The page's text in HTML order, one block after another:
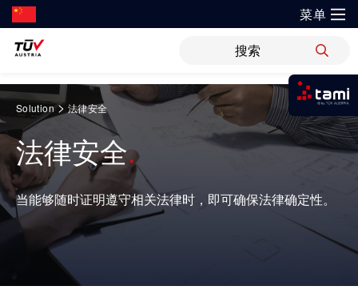
Springe
zum
Inhalt
登录tami
登录tami
菜单
新闻 职位 WiPreis 证书验证 举报平台
解决方案
解决方案
审核 & 认证
检测 & 检验
培训
指导
领域
领域
运输 & 交通
银行 & 保险
能源
网络安全
研发与创新
研究重点
关于TÜV奥地利
关于TÜV奥地利中国
Solution>法律安全
法律安全
当能够随时证明遵守相关法律时，即可确保法律确定性。
我是tami
首次使用？很高兴为您提供指引。